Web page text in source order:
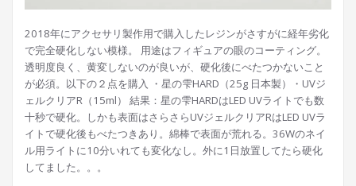
2018年にアクセサリ製作用で購入したレジンがさすがに経年劣化
で完全硬化しない模様。 用途はフィギュアの眼のコーティング。
透明度良く、黄変しないのが良いが、硬化後にべたつかないこと
が必須。以下の２点を購入 ・星の雫HARD（25g 日本製）・UVジ
ェルクリアR（15ml） 結果：星の雫HARDはLED UVライトでも数
十秒で硬化。しかも表面はさらさらUVジェルクリアRはLED UVラ
イトで硬化後もべたつきあり。綿棒で表面が荒れる。36Wのネイ
ル用ライトに10分いれても変化なし。外に1日放置してたら硬化
してました。。。